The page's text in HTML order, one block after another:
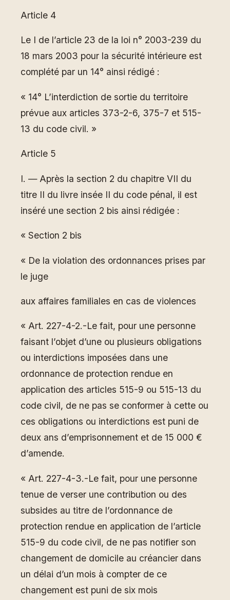
Article 4
Le I de l’article 23 de la loi n° 2003-239 du
18 mars 2003 pour la sécurité intérieure est
complété par un 14° ainsi rédigé :
« 14° L’interdiction de sortie du territoire
prévue aux articles 373-2-6, 375-7 et 515-
13 du code civil. »
Article 5
I. ― Après la section 2 du chapitre VII du
titre II du livre insée II du code pénal, il est
inséré une section 2 bis ainsi rédigée :
« Section 2 bis
« De la violation des ordonnances prises par
le juge
aux affaires familiales en cas de violences
« Art. 227-4-2.-Le fait, pour une personne
faisant l’objet d’une ou plusieurs obligations
ou interdictions imposées dans une
ordonnance de protection rendue en
application des articles 515-9 ou 515-13 du
code civil, de ne pas se conformer à cette ou
ces obligations ou interdictions est puni de
deux ans d’emprisonnement et de 15 000 €
d’amende.
« Art. 227-4-3.-Le fait, pour une personne
tenue de verser une contribution ou des
subsides au titre de l’ordonnance de
protection rendue en application de l’article
515-9 du code civil, de ne pas notifier son
changement de domicile au créancier dans
un délai d’un mois à compter de ce
changement est puni de six mois